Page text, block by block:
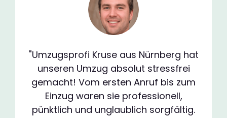
"Umzugsprofi Kruse aus Nürnberg hat
unseren Umzug absolut stressfrei
gemacht! Vom ersten Anruf bis zum
Einzug waren sie professionell,
pünktlich und unglaublich sorgfältig.